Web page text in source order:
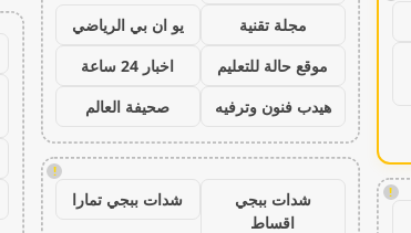
!
مجلة تقنية
يو ان بي الرياضي
موقع حالة للتعليم
اخبار 24 ساعة
هيدب فنون وترفيه
صحيفة العالم
!
شدات ببجي
اقساط
شدات ببجي تمارا